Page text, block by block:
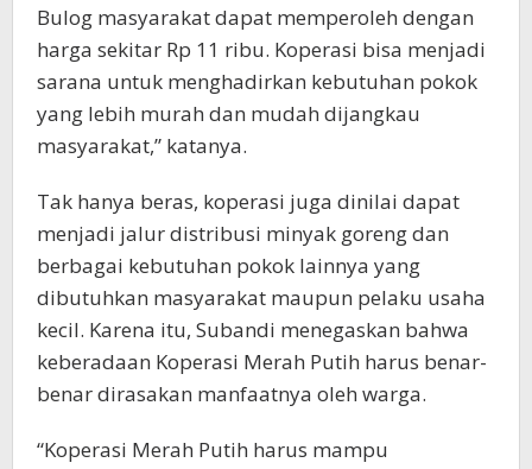
Bulog masyarakat dapat memperoleh dengan
harga sekitar Rp 11 ribu. Koperasi bisa menjadi
sarana untuk menghadirkan kebutuhan pokok
yang lebih murah dan mudah dijangkau
masyarakat,” katanya.
Tak hanya beras, koperasi juga dinilai dapat
menjadi jalur distribusi minyak goreng dan
berbagai kebutuhan pokok lainnya yang
dibutuhkan masyarakat maupun pelaku usaha
kecil. Karena itu, Subandi menegaskan bahwa
keberadaan Koperasi Merah Putih harus benar-
benar dirasakan manfaatnya oleh warga.
“Koperasi Merah Putih harus mampu